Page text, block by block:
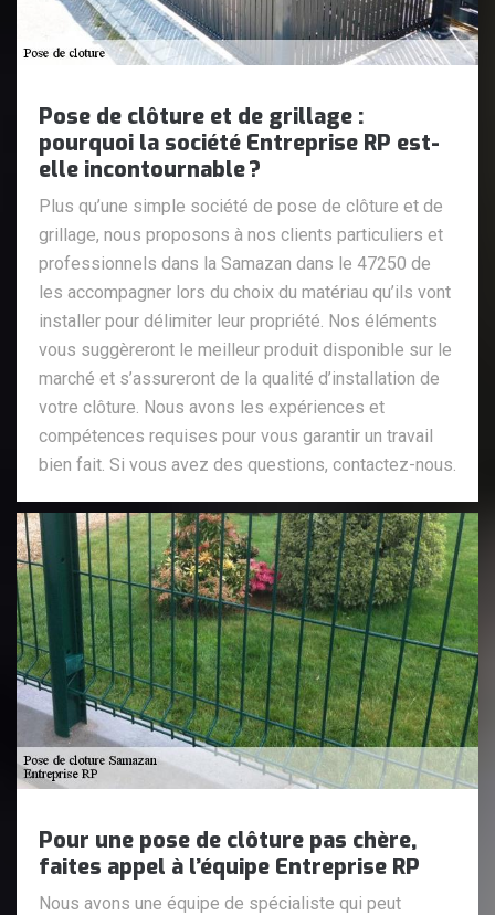
Pose de clôture et de grillage :
pourquoi la société Entreprise RP est-
elle incontournable ?
Plus qu’une simple société de pose de clôture et de
grillage, nous proposons à nos clients particuliers et
professionnels dans la Samazan dans le 47250 de
les accompagner lors du choix du matériau qu’ils vont
installer pour délimiter leur propriété. Nos éléments
vous suggèreront le meilleur produit disponible sur le
marché et s’assureront de la qualité d’installation de
votre clôture. Nous avons les expériences et
compétences requises pour vous garantir un travail
bien fait. Si vous avez des questions, contactez-nous.
Pour une pose de clôture pas chère,
faites appel à l’équipe Entreprise RP
Nous avons une équipe de spécialiste qui peut